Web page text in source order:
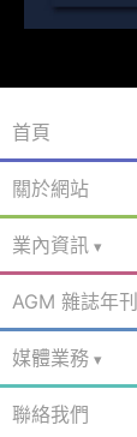
首頁
關於網站
業內資訊
AGM 雜誌年刊
媒體業務
聯絡我們